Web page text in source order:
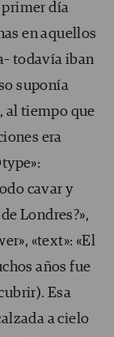
primer día
en aquellos
todavía iban
suponía
al tiempo que
era
cavar y
Londres?»,
«text»: «El
años fue
Esa
a cielo